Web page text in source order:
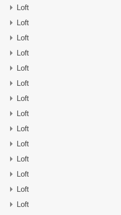
Loft
Loft
Loft
Loft
Loft
Loft
Loft
Loft
Loft
Loft
Loft
Loft
Loft
Loft